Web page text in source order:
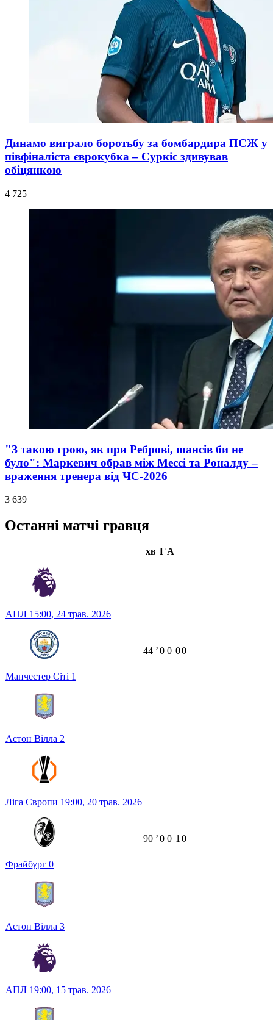
Динамо виграло боротьбу за бомбардира ПСЖ у
півфіналіста єврокубка – Суркіс здивував
обіцянкою
4 725
"З такою грою, як при Реброві, шансів би не
було": Маркевич обрав між Мессі та Роналду –
враження тренера від ЧС-2026
3 639
Останні матчі гравця
хв ГА
АПЛ 15:00, 24 трав. 2026
Манчестер Сіті 1
Астон Вілла 2
44 ʼ0 0 00
Ліга Європи 19:00, 20 трав. 2026
Фрайбург 0
Астон Вілла 3
90 ʼ0 0 1 0
АПЛ 19:00, 15 трав. 2026